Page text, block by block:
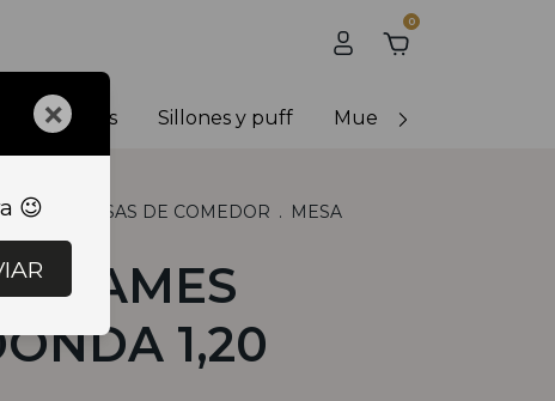
0
banquetas Sillones y puff Muebles de exterior
MESAS DE COMEDOR . MESA
EAMES
1,20
×
😉